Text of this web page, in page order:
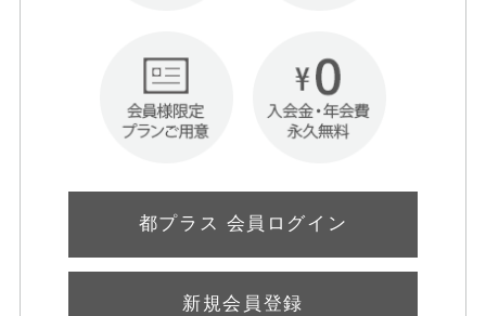
都プラス 会員ログイン
新規会員登録